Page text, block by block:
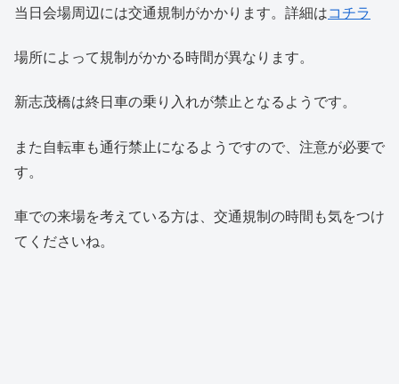
当日会場周辺には交通規制がかかります。詳細はコチラ
場所によって規制がかかる時間が異なります。
新志茂橋は終日車の乗り入れが禁止となるようです。
また自転車も通行禁止になるようですので、注意が必要で
す。
車での来場を考えている方は、交通規制の時間も気をつけ
てくださいね。